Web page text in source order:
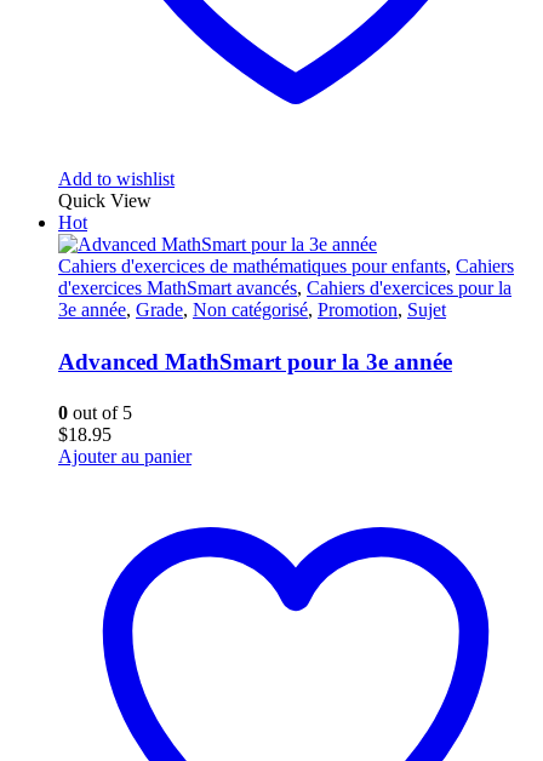
Add to wishlist
Quick View
Hot
Cahiers d'exercices de mathématiques pour enfants, Cahiers
d'exercices MathSmart avancés, Cahiers d'exercices pour la
3e année, Grade, Non catégorisé, Promotion, Sujet
Advanced MathSmart pour la 3e année
0 out of 5
$18.95
Ajouter au panier